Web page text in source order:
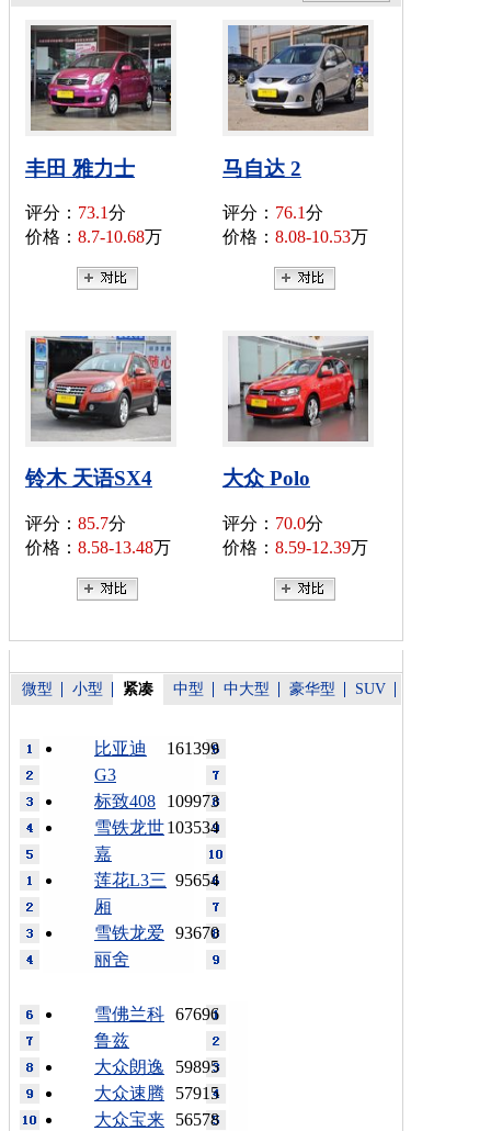
丰田 雅力士
评分： 73.1分
价格： 8.7-10.68万
马自达 2
评分： 76.1分
价格： 8.08-10.53万
铃木 天语SX4
评分： 85.7分
价格： 8.58-13.48万
大众 Polo
评分： 70.0分
价格： 8.59-12.39万
微型 小型 紧凑 中型 中大型 豪华型 SUV
161399
比亚迪
G3
109973
标致408
103534
雪铁龙世
嘉
95654
莲花L3三
厢
93670
雪铁龙爱
丽舍
67696
雪佛兰科
鲁兹
59895
大众朗逸
57915
大众速腾
56578
大众宝来